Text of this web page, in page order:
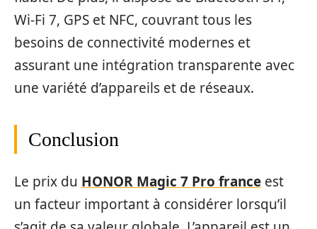
Wi-Fi 7, GPS et NFC, couvrant tous les
besoins de connectivité modernes et
assurant une intégration transparente avec
une variété d’appareils et de réseaux.
Conclusion
Le prix du HONOR Magic 7 Pro france est
un facteur important à considérer lorsqu’il